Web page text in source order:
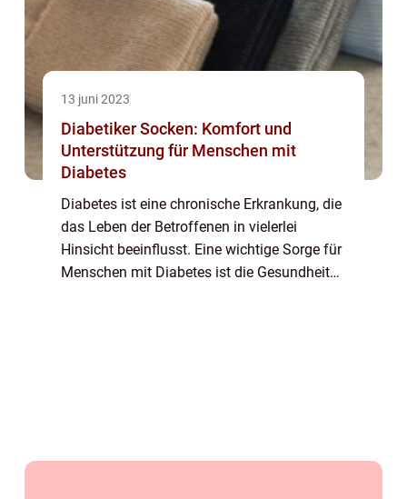
13 juni 2023
Diabetiker Socken: Komfort und
Unterstützung für Menschen mit
Diabetes
Diabetes ist eine chronische Erkrankung, die
das Leben der Betroffenen in vielerlei
Hinsicht beeinflusst. Eine wichtige Sorge für
Menschen mit Diabetes ist die Gesundheit